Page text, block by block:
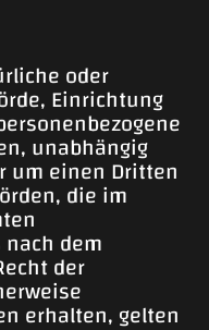
oder
Einrichtung
unabhängig
um einen Dritten
die im
dem
der
erhalten, gelten